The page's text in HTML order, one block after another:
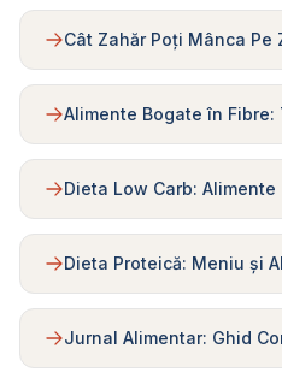
Cât Zahăr Poți Mânca Pe
Alimente Bogate în Fibre:
Dieta Low Carb:
Dieta Proteică: Meniu și
Jurnal Alimentar: Ghid